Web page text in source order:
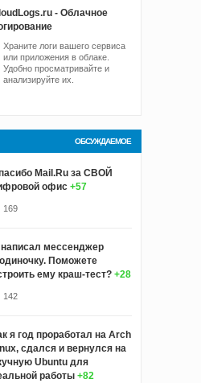
- Облачное
Храните логи вашего сервиса
или приложения в облаке.
Удобно просматривайте и
анализируйте их.
ОБСУЖДАЕМОЕ
Mail.Ru за СВОЙ
офис +57
169
мессенджер
Поможете
ему краш‑тест? +28
142
я год проработал на Arch
сдался и вернулся на
Ubuntu для
работы +82